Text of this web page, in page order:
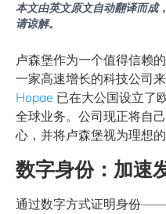
本文由英文原文自动翻译而成
请谅解。
卢森堡作为一个值得信赖
一家高速增长的科技公司
Hopae 已在大公国设立了
全球业务。公司现正将自
心，并将卢森堡视为理想的
数字身份：加速
通过数字方式证明身份